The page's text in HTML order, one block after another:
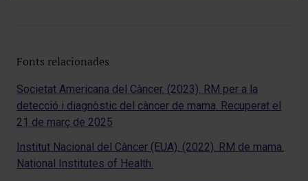
Fonts relacionades
Societat Americana del Càncer. (2023). RM per a la
detecció i diagnòstic del càncer de mama. Recuperat el
21 de març de 2025
Institut Nacional del Càncer (EUA). (2022). RM de mama.
National Institutes of Health.